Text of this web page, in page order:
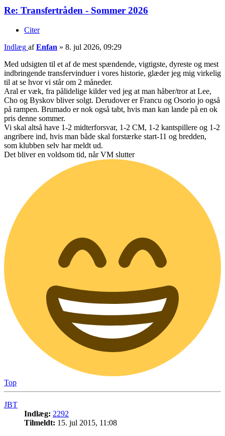
Re: Transfertråden - Sommer 2026
Citer
Indlæg afEnfan » 8. jul 2026, 09:29
Med udsigten til et af de mest spændende, vigtigste, dyreste og mest
indbringende transfervinduer i vores historie, glæder jeg mig virkelig
til at se hvor vi står om 2 måneder.
Aral er væk, fra pålidelige kilder ved jeg at man håber/tror at Lee,
Cho og Byskov bliver solgt. Derudover er Francu og Osorio jo også
på rampen. Brumado er nok også tabt, hvis man kan lande på en ok
pris denne sommer.
Vi skal altså have 1-2 midterforsvar, 1-2 CM, 1-2 kantspillere og 1-2
angribere ind, hvis man både skal forstærke start-11 og bredden,
som klubben selv har meldt ud.
Det bliver en voldsom tid, når VM slutter
Top
JBT
Indlæg: 2292
Tilmeldt: 15. jul 2015, 11:08